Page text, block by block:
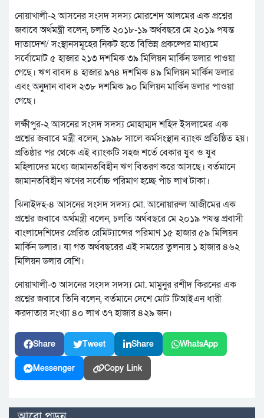
নোয়াখালী-২ আসনের সংসদ সদস্য মোরশেদ আলমের এক প্রশ্নের
জবাবে অর্থমন্ত্রী বলেন, চলতি ২০১৮-১৯ অর্থবছরে মে ২০১৯ পযন্ত
দাতাদেশ/ সংস্থানসমূহের নিকট হতে বিভিন্ন প্রকল্পের মাধ্যমে
সর্বোমোট ৫ হাজার ২১৩ দশমিক ৩৯ মিলিয়ন মার্কিন ডলার পাওয়া
গেছে। ঋণ বাবদ ৪ হাজার ৯৭৪ দশমিক ৪৯ মিলিয়ন মার্কিন ডলার
এবং অনুদান বাবদ ২৩৮ দশমিক ৯০ মিলিয়ন মার্কিন ডলার পাওয়া
গেছে।
লক্ষীপুর-২ আসনের সংসদ সদস্য মোহাম্মদ শহিদ ইসলামের এক
প্রশ্নের জবাবে মন্ত্রী বলেন, ১৯৯৮ সালে কর্মসংস্থান ব্যাংক প্রতিষ্ঠিত হয়।
প্রতিষ্ঠার পর থেকে এই ব্যাংকটি সহজ শর্তে বেকার যুব ও যুব
মহিলাদের মধ্যে জামানতবিহীন ঋণ বিতরণ করে আসছে। বর্তমানে
জামানতবিহীন ঋণের সর্বোচ্চ পরিমাণ হচ্ছে পাঁচ লাখ টাকা।
ঝিনাইদহ-৪ আসনের সংসদ সদস্য মো. আনোয়ারুল আজীমের এক
প্রশ্নের জবাবে অর্থমন্ত্রী বলেন, চলতি অর্থবছরে মে ২০১৯ পযন্ত প্রবাসী
বাংলাদেশিদের প্রেরিত রেমিট্যান্সের পরিমাণ ১৫ হাজার ৫৯ মিলিয়ন
মার্কিন ডলার। যা গত অর্থবছরের এই সময়ের তুলনায় ১ হাজার ৪৬২
মিলিয়ন ডলার বেশি।
নোয়াখালী-৩ আসনের সংসদ সদস্য মো. মামুনুর রশীদ কিরনের এক
প্রশ্নের জবাবে তিনি বলেন, বর্তমানে দেশে মোট টিআইএন ধারী
করদাতার সংখ্যা ৪০ লাখ ৩৭ হাজার ৪২৯ জন।
Share Tweet Share WhatsApp
Messenger Copy Link